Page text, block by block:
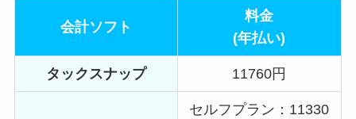
会計ソフト
料金
(年払い)
タックスナップ 11760円
セルフプラン：11330